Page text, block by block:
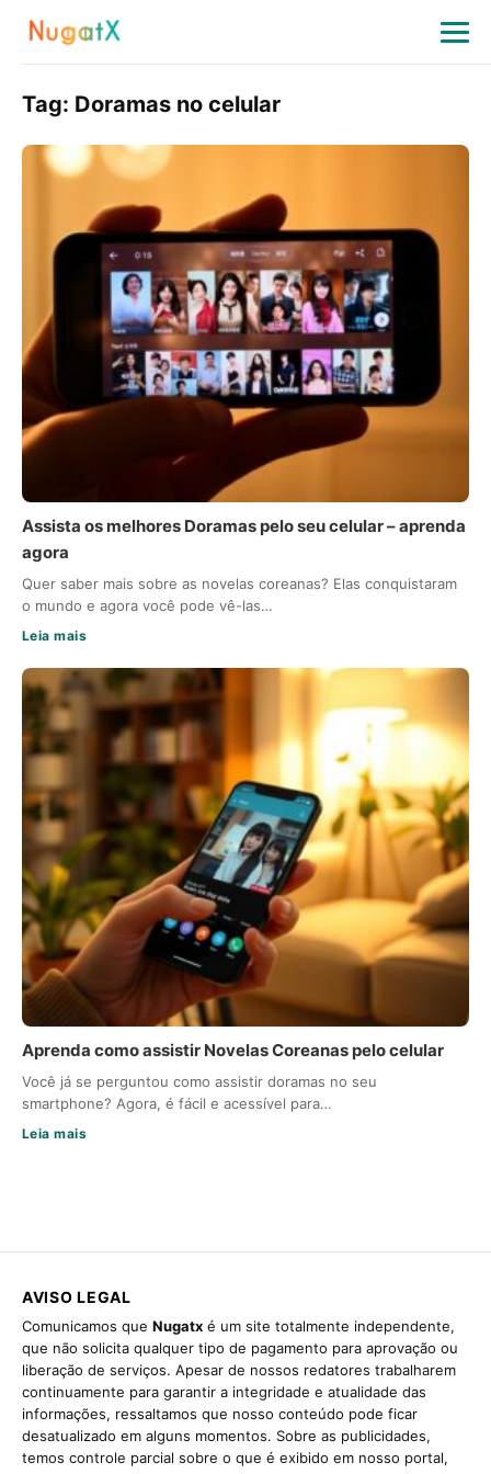
Tag: Doramas no celular
Assista os melhores Doramas pelo seu celular – aprenda
agora
Quer saber mais sobre as novelas coreanas? Elas conquistaram
o mundo e agora você pode vê-las…
Leia mais
Aprenda como assistir Novelas Coreanas pelo celular
Você já se perguntou como assistir doramas no seu
smartphone? Agora, é fácil e acessível para…
Leia mais
AVISO LEGAL
Comunicamos que Nugatx é um site totalmente independente,
que não solicita qualquer tipo de pagamento para aprovação ou
liberação de serviços. Apesar de nossos redatores trabalharem
continuamente para garantir a integridade e atualidade das
informações, ressaltamos que nosso conteúdo pode ficar
desatualizado em alguns momentos. Sobre as publicidades,
temos controle parcial sobre o que é exibido em nosso portal,